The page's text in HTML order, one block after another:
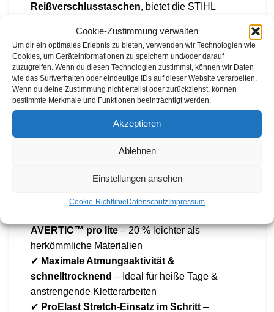
Cookie-Zustimmung verwalten
Um dir ein optimales Erlebnis zu bieten, verwenden wir Technologien wie
Cookies, um Geräteinformationen zu speichern und/oder darauf
zuzugreifen. Wenn du diesen Technologien zustimmst, können wir Daten
wie das Surfverhalten oder eindeutige IDs auf dieser Website verarbeiten.
Wenn du deine Zustimmung nicht erteilst oder zurückziehst, können
bestimmte Merkmale und Funktionen beeinträchtigt werden.
Akzeptieren
Ablehnen
Einstellungen ansehen
Cookie-RichtlinieDatenschutzImpressum
Reißverschlusstaschen, bietet die STIHL
Stauraum für Werkzeuge oder persönliche
Gegenstände. Sie ist besonders gut mit den
STIHL ADVANCE X-Shell Jacken für kühlere
Tageoder derSTIHL ADVANCE X-Vent Jacke
für warme Temperaturenkombinierbar.
Eigenschaften & Vorteile
EN ISO 11393)– Sicherheit für professionelle
AVERTIC™ pro lite– 20 % leichter als
herkömmliche Materialien
✔ Maximale Atmungsaktivität &
schnelltrocknend – Ideal für heiße Tage &
anstrengende Kletterarbeiten
✔ ProElast Stretch-Einsatz im Schritt –